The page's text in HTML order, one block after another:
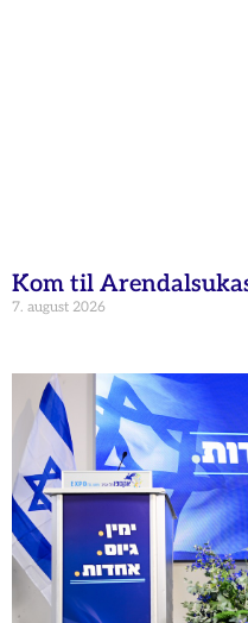
Kom til
7. august 2026